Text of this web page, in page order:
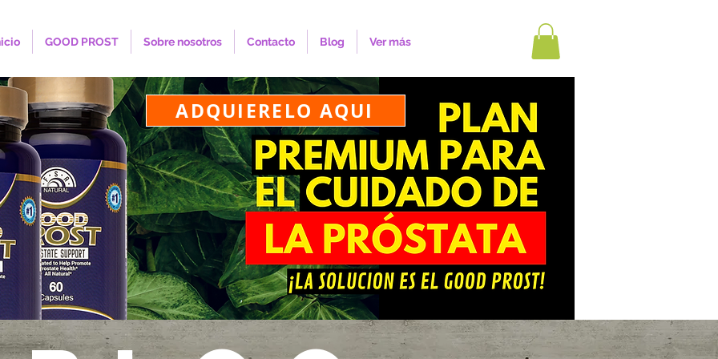
GOOD PROST Sobre nosotros Contacto Blog Ver más
ADQUIERELO AQUI